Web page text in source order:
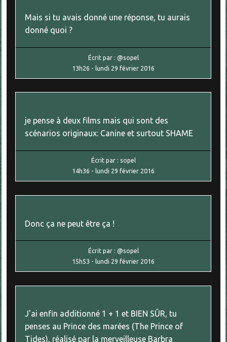
Mais si tu avais donné une réponse, tu aurais
donné quoi ?
Écrit par : @sopel
13h26 -lundi 29 février 2016
je pense à deux films mais qui sont des
scénarios originaux: Canine et surtout SHAME
Écrit par : sopel
14h36 - lundi 29 février 2016
Donc ça ne peut être ça !
Écrit par : @sopel
15h53 - lundi 29 février 2016
J'ai enfin additionné 1 + 1 et BIEN SÛR, tu
penses au Prince des marées (The Prince of
Tides), réalisé par la merveilleuse Barbra